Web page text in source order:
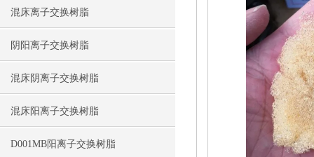
混床离子交换树脂
阴阳离子交换树脂
混床阴离子交换树脂
混床阳离子交换树脂
D001MB阳离子交换树脂